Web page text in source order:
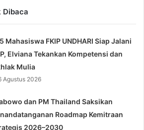
Dibaca
Mahasiswa FKIP UNDHARI Siap Jalani
Elviana Tekankan Kompetensi dan
Mulia
Agustus 2026
dan PM Thailand Saksikan
Roadmap Kemitraan
2026–2030